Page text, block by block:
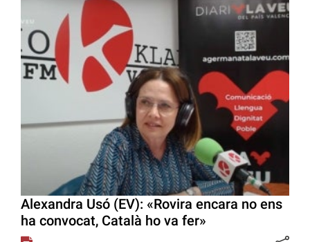
Alexandra Usó (EV): «Rovira encara no ens
ha convocat, Català ho va fer»